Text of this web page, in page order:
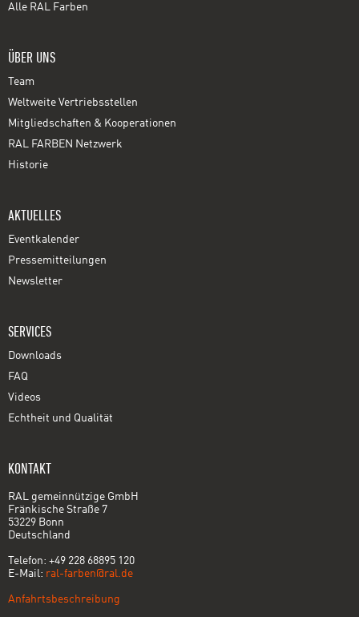
Alle RAL Farben
ÜBER UNS
Team
Weltweite Vertriebsstellen
Mitgliedschaften & Kooperationen
RAL FARBEN Netzwerk
Historie
AKTUELLES
Eventkalender
Pressemitteilungen
Newsletter
SERVICES
Downloads
FAQ
Videos
Echtheit und Qualität
KONTAKT
RAL gemeinnützige GmbH
Fränkische Straße 7
53229 Bonn
Deutschland
Telefon: +49 228 68895 120
E-Mail: ral-farben@ral.de
Anfahrtsbeschreibung